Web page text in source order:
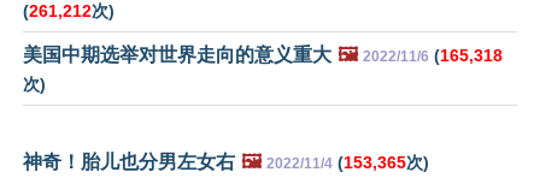
(261,212次)
美国中期选举对世界走向的意义重大 🖼️ 2022/11/6 (165,318
次)
神奇！胎儿也分男左女右 🖼️ 2022/11/4 (153,365次)